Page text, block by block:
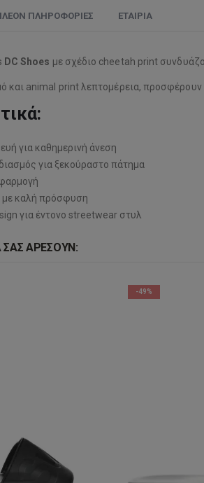
ΠΛΗΡΟΦΟΡΊΕΣ ΕΤΑΙΡΊΑ
DC Shoes με σχέδιο cheetah print
και animal print λεπτομέρεια,
για καθημερινή άνεση
για ξεκούραστο πάτημα
με καλή πρόσφυση
για έντονο streetwear στυλ
ΣΑΣ ΑΡΈΣΟΥΝ:
-49%